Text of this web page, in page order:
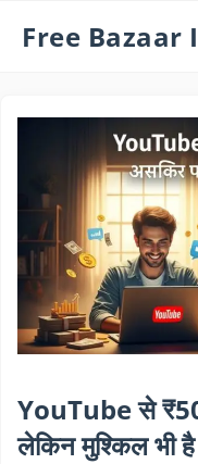
Free Bazaar
YouTube से
लेकिन मुश्किल भी है